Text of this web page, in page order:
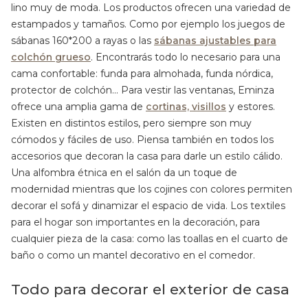
lino muy de moda. Los productos ofrecen una variedad de
estampados y tamaños. Como por ejemplo los juegos de
sábanas 160*200 a rayas o las sábanas ajustables para
colchón grueso. Encontrarás todo lo necesario para una
cama confortable: funda para almohada, funda nórdica,
protector de colchón… Para vestir las ventanas, Eminza
ofrece una amplia gama de cortinas, visillos y estores.
Existen en distintos estilos, pero siempre son muy
cómodos y fáciles de uso. Piensa también en todos los
accesorios que decoran la casa para darle un estilo cálido.
Una alfombra étnica en el salón da un toque de
modernidad mientras que los cojines con colores permiten
decorar el sofá y dinamizar el espacio de vida. Los textiles
para el hogar son importantes en la decoración, para
cualquier pieza de la casa: como las toallas en el cuarto de
baño o como un mantel decorativo en el comedor.
Todo para decorar el exterior de casa